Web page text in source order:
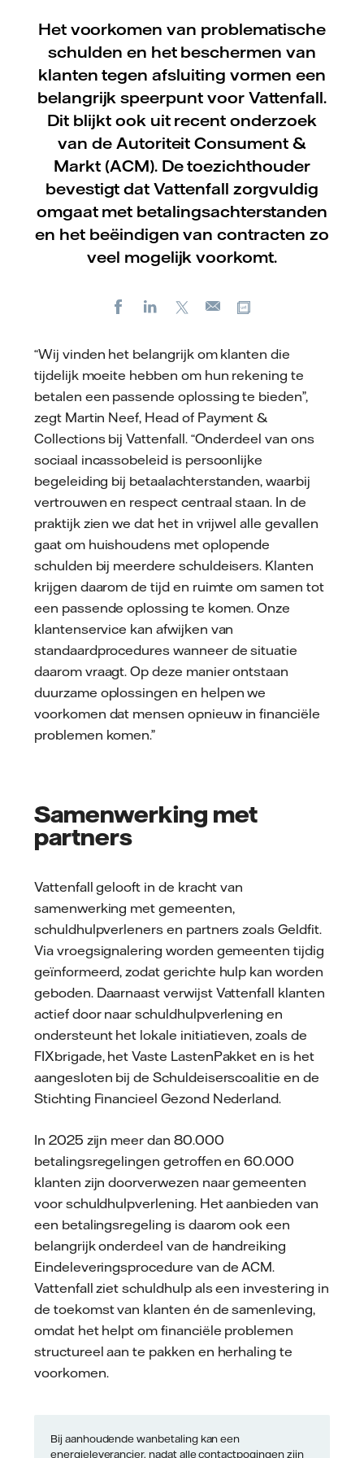
Het voorkomen van problematische
schulden en het beschermen van
klanten tegen afsluiting vormen een
belangrijk speerpunt voor Vattenfall.
Dit blijkt ook uit recent onderzoek
van de Autoriteit Consument &
Markt (ACM). De toezichthouder
bevestigt dat Vattenfall zorgvuldig
omgaat met betalingsachterstanden
en het beëindigen van contracten zo
veel mogelijk voorkomt.
FacebookLinkedIn
E-
“Wij vinden het belangrijk om klanten die
tijdelijk moeite hebben om hun rekening te
betalen een passende oplossing te bieden”,
zegt Martin Neef, Head of Payment &
Collections bij Vattenfall. “Onderdeel van ons
sociaal incassobeleid is persoonlijke
begeleiding bij betaalachterstanden, waarbij
vertrouwen en respect centraal staan. In de
praktijk zien we dat het in vrijwel alle gevallen
gaat om huishoudens met oplopende
schulden bij meerdere schuldeisers. Klanten
krijgen daarom de tijd en ruimte om samen tot
een passende oplossing te komen. Onze
klantenservice kan afwijken van
standaardprocedures wanneer de situatie
daarom vraagt. Op deze manier ontstaan
duurzame oplossingen en helpen we
voorkomen dat mensen opnieuw in financiële
problemen komen.”
Samenwerking met
partners
Vattenfall gelooft in de kracht van
samenwerking met gemeenten,
schuldhulpverleners en partners zoals Geldfit.
Via vroegsignalering worden gemeenten tijdig
geïnformeerd, zodat gerichte hulp kan worden
geboden. Daarnaast verwijst Vattenfall klanten
actief door naar schuldhulpverlening en
ondersteunt het lokale initiatieven, zoals de
FIXbrigade, het Vaste LastenPakket en is het
aangesloten bij de Schuldeiserscoalitie en de
Stichting Financieel Gezond Nederland.
In 2025 zijn meer dan 80.000
betalingsregelingen getroffen en 60.000
klanten zijn doorverwezen naar gemeenten
voor schuldhulpverlening. Het aanbieden van
een betalingsregeling is daarom ook een
belangrijk onderdeel van de handreiking
Eindeleveringsprocedure van de ACM.
Vattenfall ziet schuldhulp als een investering in
de toekomst van klanten én de samenleving,
omdat het helpt om financiële problemen
structureel aan te pakken en herhaling te
voorkomen.
Bij aanhoudende wanbetaling kan een
energieleverancier, nadat alle contactpogingen zijn